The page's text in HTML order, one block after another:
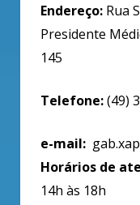
Endereço: Rua
Presidente
145
Telefone:(49)
e-mail:
Horários de
14h às 18h